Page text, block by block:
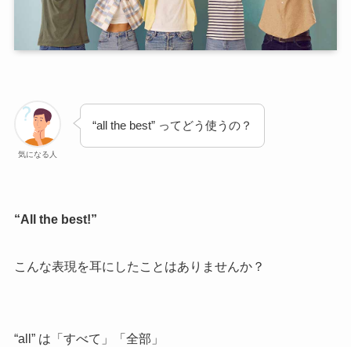
気になる人
“all the best” ってどう使うの？
“All the best!”
こんな表現を耳にしたことはありませんか？
“all” は「すべて」「全部」